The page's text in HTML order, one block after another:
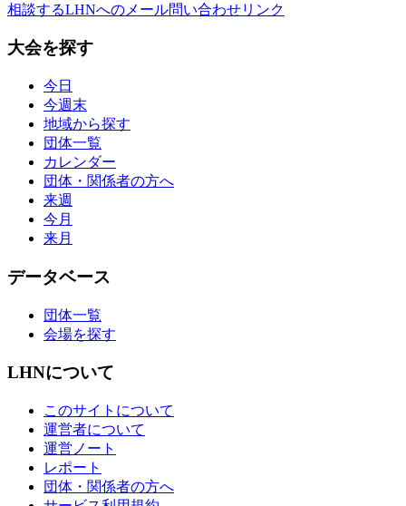
相談するLHNへのメール問い合わせリンク
大会を探す
今日
今週末
地域から探す
団体一覧
カレンダー
団体・関係者の方へ
来週
今月
来月
データベース
団体一覧
会場を探す
LHNについて
このサイトについて
運営者について
運営ノート
レポート
団体・関係者の方へ